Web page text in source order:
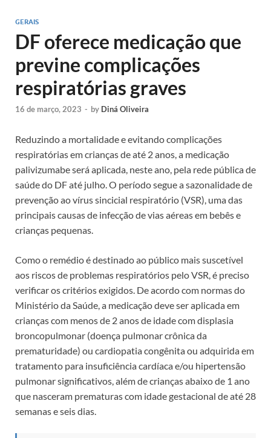
GERAIS
DF oferece medicação que
previne complicações
respiratórias graves
16 de março, 2023 - by Diná Oliveira
Reduzindo a mortalidade e evitando complicações
respiratórias em crianças de até 2 anos, a medicação
palivizumabe será aplicada, neste ano, pela rede pública de
saúde do DF até julho. O período segue a sazonalidade de
prevenção ao vírus sincicial respiratório (VSR), uma das
principais causas de infecção de vias aéreas em bebês e
crianças pequenas.
Como o remédio é destinado ao público mais suscetível
aos riscos de problemas respiratórios pelo VSR, é preciso
verificar os critérios exigidos. De acordo com normas do
Ministério da Saúde, a medicação deve ser aplicada em
crianças com menos de 2 anos de idade com displasia
broncopulmonar (doença pulmonar crônica da
prematuridade) ou cardiopatia congênita ou adquirida em
tratamento para insuficiência cardíaca e/ou hipertensão
pulmonar significativos, além de crianças abaixo de 1 ano
que nasceram prematuras com idade gestacional de até 28
semanas e seis dias.